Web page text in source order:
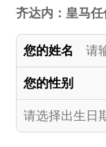
齐达内：皇马
您的姓名
您的性别